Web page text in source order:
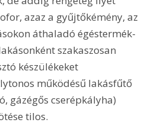
azaz a gyűjtőkémény, az
áthaladó égéstermék-
szakaszosan
készülékeket
működésű lakásfűtő
gázégős cserépkályha)
tilos.